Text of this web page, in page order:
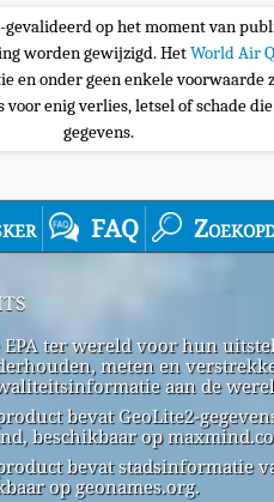
op het moment van
worden gewijzigd. HetWorld Air
en onder geen enkele voorwaarde
enig verlies, letsel of schade
gegevens.
FAQ
EPA ter wereld voor hun
meten en
aan de
bevat GeoLite2-
beschikbaar op
bevat stadsinformatie
op geonames.org.